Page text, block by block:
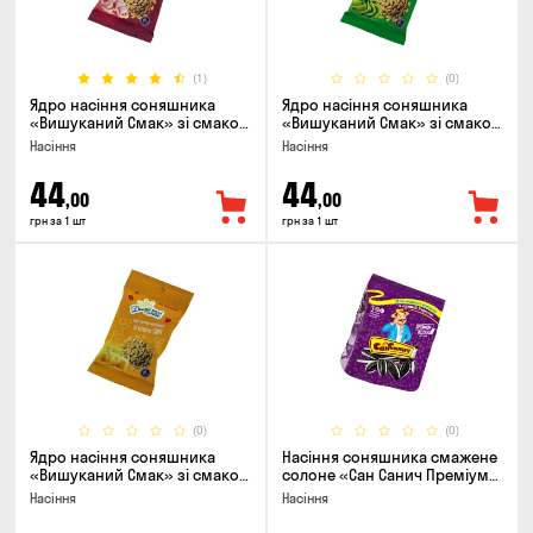
(1)
Ядро насіння соняшника
«Вишуканий Смак» зі смаком
бекону, 80г
Насіння
44,00
грн за 1 шт
(0)
Ядро насіння соняшника
«Вишуканий Смак» зі смаком
васабі, 80г
Насіння
44,00
грн за 1 шт
(0)
Ядро насіння соняшника
«Вишуканий Смак» зі смаком
сиру, 80г
Насіння
(0)
Насіння соняшника смажене
солоне «Сан Санич Преміум
смугасте», 95г
Насіння